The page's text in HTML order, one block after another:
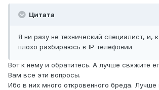
Цитата
Я ни разу не технический специалист, и,
плохо разбираюсь в IP-телефонии
Вот к нему и обратитесь. А лучше свяжите
Вам все эти вопросы.
Ибо в них много откровенного бреда. Лучше